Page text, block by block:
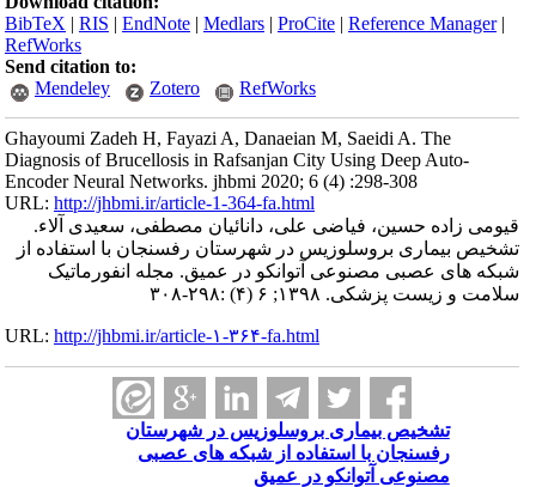
BibTeX |RIS |EndNote |Medlars |ProCite |Reference Manager
RefWorks
Send citation to:
Mendeley
Zotero RefWorks
Ghayoumi Zadeh H, Fayazi A, Danaeian M, Saeidi A. The
Diagnosis of Brucellosis in Rafsanjan City Using Deep Auto-
Encoder Neural Networks. jhbmi 2020; 6 (4) :298-308
URL:http://jhbmi.ir/article-1-364-fa.html
قیومی زاده حسین، فیاضی علی، دانائیان مصطفی، سعیدی آلاء.
تشخیص بیماری بروسلوزیس در شهرستان رفسنجان با استفاده از
شبکه های عصبی مصنوعی آتوانکو در عمیق. مجله انفورماتیک
سلامت و زیست پزشکی. ۱۳۹۸; ۶ (۴) :۲۹۸-۳۰۸
URL:http://jhbmi.ir/article-۱-۳۶۴-fa.html
تشخیص بیماری بروسلوزیس در شهرستان
رفسنجان با استفاده از شبکه های عصبی
مصنوعی آتوانکو در عمیق